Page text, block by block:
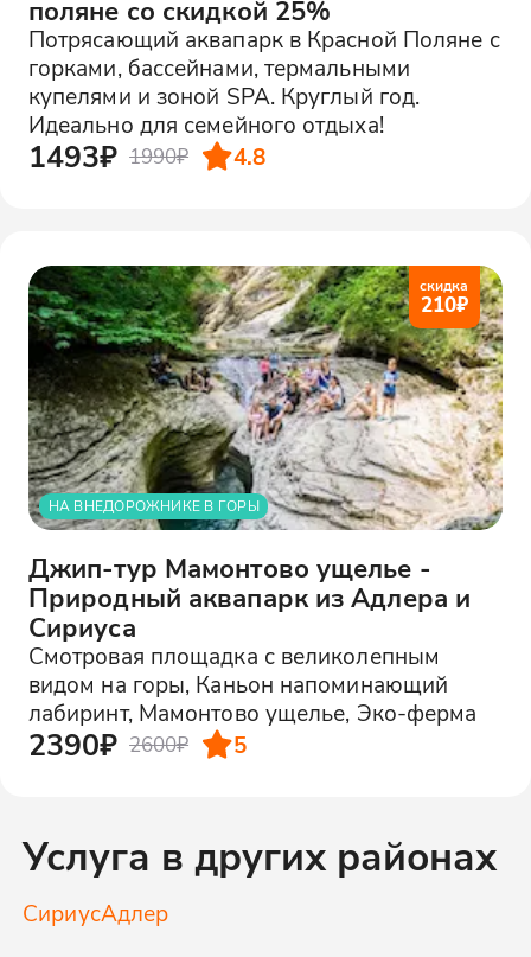
поляне со скидкой 25%
Потрясающий аквапарк в Красной Поляне с
горками, бассейнами, термальными
купелями и зоной SPA. Круглый год.
Идеально для семейного отдыха!
1493₽ 1990₽ 4.8
скидка
210₽
НА ВНЕДОРОЖНИКЕ В ГОРЫ
Джип-тур Мамонтово ущелье -
Природный аквапарк из Адлера и
Сириуса
Смотровая площадка с великолепным
видом на горы, Каньон напоминающий
лабиринт, Мамонтово ущелье, Эко-ферма
2390₽ 2600₽ 5
Услуга в других районах
СириусАдлер